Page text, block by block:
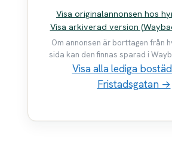
Visa originalannonsen hos
Visa arkiverad version
Om annonsen är borttagen från
sida kan den finnas sparad i
Visa alla lediga
Fristadsgatan →